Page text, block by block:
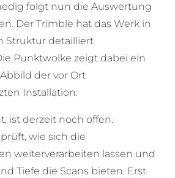
folgt nun die Auswertung
Der Trimble hat das Werk in
Struktur detailliert
Punktwolke zeigt dabei ein
der vor Ort
Installation.
ist derzeit noch offen.
wie sich die
weiterverarbeiten lassen und
Tiefe die Scans bieten. Erst